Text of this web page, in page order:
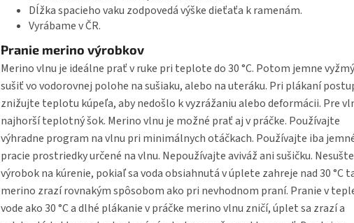
Dĺžka spacieho vaku zodpovedá výške dieťaťa k ramenám.
Vyrábame v ČR.
Pranie merino výrobkov
Merino vlnu je ideálne prať v ruke pri teplote do 30 °C. Potom jemne
sušiť vo vodorovnej polohe na sušiaku, alebo na uteráku. Pri plákaní
znižujte teplotu kúpeľa, aby nedošlo k vyzrážaniu alebo deformácii. Pre
najhorší teplotný šok. Merino vlnu je možné prať aj v práčke. Používajte
výhradne program na vlnu pri minimálnych otáčkach. Používajte iba
pracie prostriedky určené na vlnu. Nepoužívajte aviváž ani sušičku. Nesušte
výrobok na kúrenie, pokiaľ sa voda obsiahnutá v úplete zahreje nad 30 °C
merino zrazí rovnakým spôsobom ako pri nevhodnom praní. Pranie v
vode ako 30 °C a dlhé plákanie v práčke merino vlnu zničí, úplet sa zrazí a